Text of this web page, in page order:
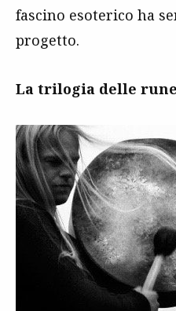
fascino esoterico ha
progetto.
La trilogia delle rune